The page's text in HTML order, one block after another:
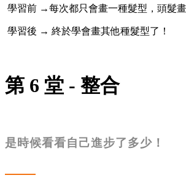
學習前 →每次都只會畫一種髮型，頭髮
學習後 → 終於學會畫其他種髮型了！
第 6 堂 - 整合
是時候看看自己進步了多少！